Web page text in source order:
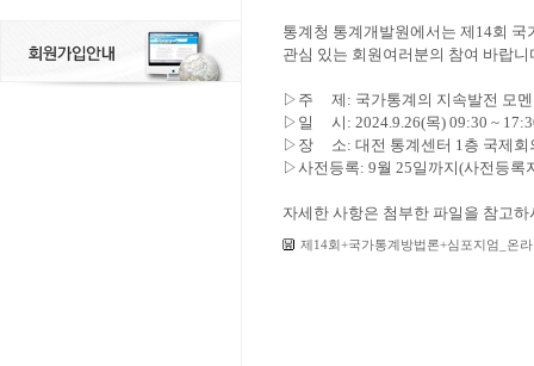
통계청 통계개발원에서는 제14회
관심 있는 회원여러분의 참여 바랍니
▷ 주 제: 국가통계의 지속발전 모멘
▷ 일 시: 2024.9.26(목) 09:30 ~
▷ 장 소: 대전 통계센터 1층 국제회
▷사전등록: 9월 25일까지(사전등록
자세한 사항은 첨부한 파일을 참고
제14회+국가통계방법론+심포지엄_온